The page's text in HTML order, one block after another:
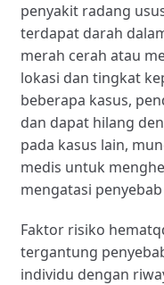
penyakit radang
terdapat darah
merah cerah atau
lokasi dan tingkat
beberapa kasus,
dan dapat hilang
pada kasus lain,
medis untuk
mengatasi
Faktor risiko
tergantung
individu dengan